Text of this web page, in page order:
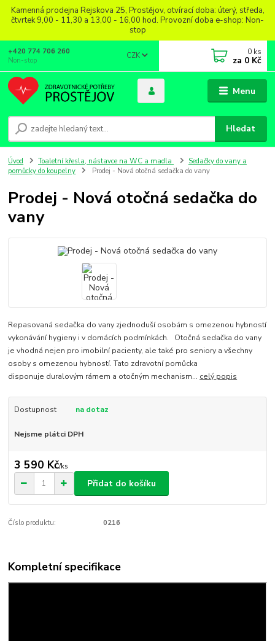
Kamenná prodejna Rejskova 25, Prostějov, otvírací doba: úterý, středa,
čtvrtek 9,00 - 11,30 a 13,00 - 16,00 hod. Provozní doba e-shop: Non-
stop
Menu
CZK
Hledat
+420 774 706 260
Non-stop
0 ks
za 0 Kč
Úvod Toaletní křesla, nástavce na WC a madla
Sedačky do vany a
pomůcky do koupelny
Prodej - Nová otočná sedačka do vany
Prodej - Nová otočná sedačka do
vany
Repasovaná sedačka do vany zjednoduší osobám s omezenou hybností
vykonávání hygieny i v domácích podmínkách. Otočná sedačka do vany
je vhodná nejen pro imobilní pacienty, ale také pro seniory a všechny
osoby s omezenou hybností. Tato zdravotní pomůcka
disponuje duralovým rámem a otočným mechanism... celý popis
Dostupnost na dotaz
Nejsme plátci DPH
3 590 Kč/ks
Přidat do košíku
Číslo produktu: 0216
Kompletní specifikace